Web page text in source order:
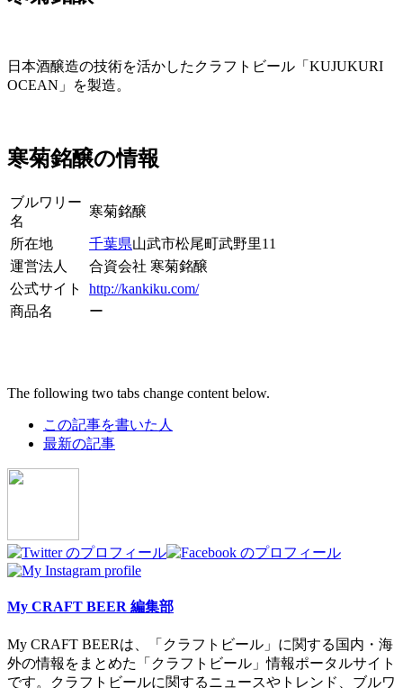
日本酒醸造の技術を活かしたクラフトビール「KUJUKURI
OCEAN」を製造。
寒菊銘醸の情報
ブルワリー
名
寒菊銘醸
所在地 千葉県山武市松尾町武野里11
運営法人
合資会社 寒菊銘醸
公式サイト
http://kankiku.com/
商品名
ー
The following two tabs change content below.
この記事を書いた人
最新の記事
My CRAFT BEER 編集部
My CRAFT BEERは、「クラフトビール」に関する国内・海
外の情報をまとめた「クラフトビール」情報ポータルサイト
です。クラフトビールに関するニュースやトレンド、ブルワ